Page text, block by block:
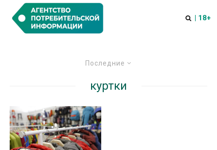
| 18+
Последние
куртки